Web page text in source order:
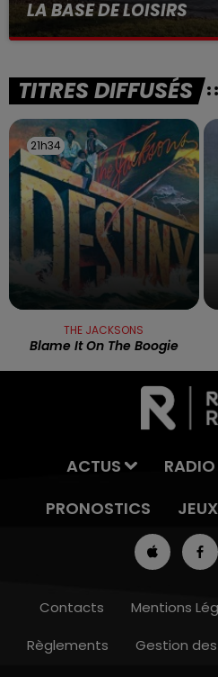
16h00 - 19h00
LA BASE DE LOISIRS
La victime a coulé à pic
TITRES DIFFUSÉS
21h34
21h34
THE JACKSONS
Blame It On The Boogie
ACTUS RADIO
PRONOSTICS
JEUX
Contacts Mentions
Règlements
Gestion